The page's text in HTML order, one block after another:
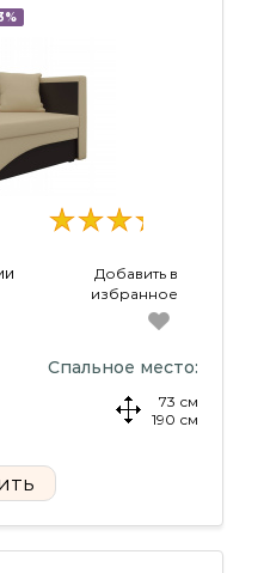
Добавить в
избранное
Спальное место:
73 см
190 см